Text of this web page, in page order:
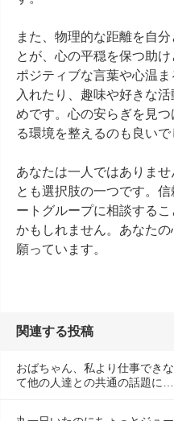
また、物理的な距離を自
とが、心の平穏を保つ助
ポジティブな言葉や心温
入れたり、趣味や好きな
めです。心の安らぎを見
る環境を整えるのも良いで
あなたは一人ではありま
とも選択肢の一つです。
ートグループに相談する
かもしれません。あなた
願っています。
関連する投稿
おばちゃん、私より仕事でき
て他の人達との共通の話題に…